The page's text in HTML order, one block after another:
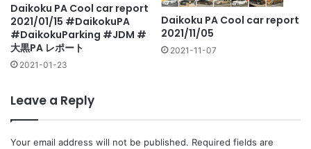
Daikoku PA Cool car report
2021/01/15 #DaikokuPA
#DaikokuParking #JDM #
大黒PA レポート
2021-01-23
Daikoku PA Cool car report
2021/11/05
2021-11-07
Leave a Reply
Your email address will not be published. Required fields are